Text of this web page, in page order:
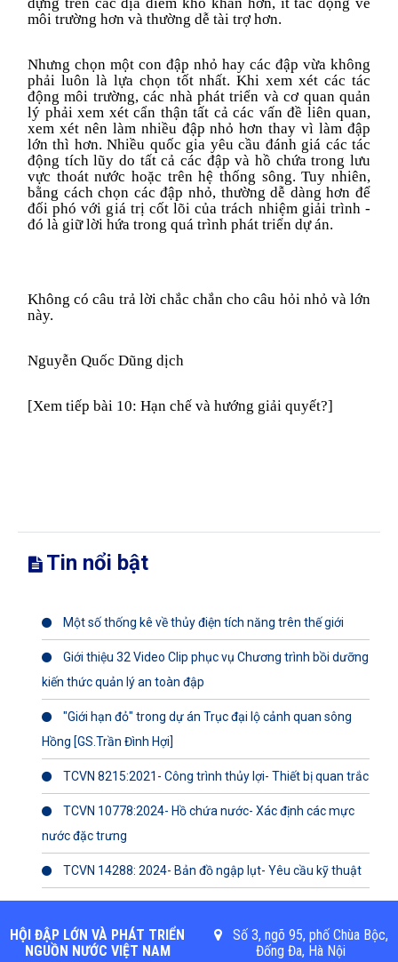
môi trường hơn và thường dễ tài trợ hơn.
Nhưng chọn một con đập nhỏ hay các đập vừa không
phải luôn là lựa chọn tốt nhất. Khi xem xét các tác
động môi trường, các nhà phát triển và cơ quan quản
lý phải xem xét cẩn thận tất cả các vấn đề liên quan,
xem xét nên làm nhiều đập nhỏ hơn thay vìlàmđập
lớnthì hơn. Nhiều quốc gia yêu cầu đánh giá các tác
động tích lũy do tất cả các đập và hồ chứa trong lưu
vực thoát nước hoặc trên hệ thống sông. Tuy nhiên,
bằng cách chọn các đập nhỏ, thường dễ dàng hơn để
đối phó với giá trị cốt lõi của trách nhiệm giải trình -
đó là giữ lời hứa trong quá trình phát triển dự án.
Không có câu trả lời chắc chắn cho câu hỏi nhỏ và lớn
này.
Nguyễn Quốc Dũng dịch
[Xem tiếp bài 10: Hạn chế và hướng giải quyết?]
Tin nổi bật
Một số thống kê về thủy điện tích năng trên thế giới
Giới thiệu 32 Video Clip phục vụ Chương trình bồi dưỡng
kiến thức quản lý an toàn đập
"Giới hạn đỏ" trong dự án Trục đại lộ cảnh quan sông
Hồng [GS.Trần Đình Hợi]
TCVN 8215:2021- Công trình thủy lợi- Thiết bị quan trắc
TCVN 10778:2024- Hồ chứa nước- Xác định các mực
nước đặc trưng
TCVN 14288: 2024- Bản đồ ngập lụt- Yêu cầu kỹ thuật
HỘI ĐẬP LỚN VÀ PHÁT TRIỂN
NGUỒN NƯỚC VIỆT NAM
Số 3, ngõ 95, phố Chùa Bộc,
Đống Đa, Hà Nội